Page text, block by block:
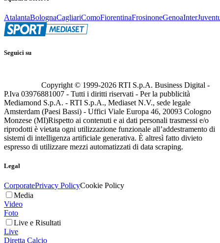
AtalantaBolognaCagliariComoFiorentinaFrosinoneGenoaInter
Seguici su
Copyright © 1999-2026 RTI S.p.A. Business Digital -
P.Iva 03976881007 - Tutti i diritti riservati - Per la pubblicità
Mediamond S.p.A. - RTI S.p.A., Mediaset N.V., sede legale
Amsterdam (Paesi Bassi) - Uffici Viale Europa 46, 20093 Cologno
Monzese (MI)Rispetto ai contenuti e ai dati personali trasmessi e/o
riprodotti è vietata ogni utilizzazione funzionale all’addestramento di
sistemi di intelligenza artificiale generativa. È altresì fatto divieto
espresso di utilizzare mezzi automatizzati di data scraping.
Legal
CorporatePrivacy PolicyCookie Policy
Media
Video
Foto
Live e Risultati
Live
Diretta Calcio